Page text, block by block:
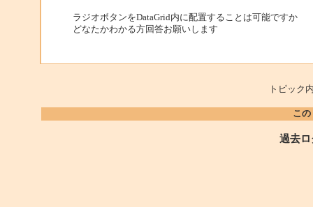
ラジオボタンをDataGrid内に配置することは可能ですか
どなたかわかる方回答お願いします
トピッ
こ
過去